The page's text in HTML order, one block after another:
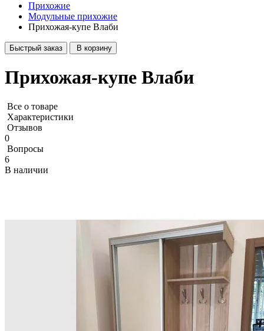
Прихожие
Модульные прихожие
Прихожая-купе Влаби
Быстрый заказ В корзину
Прихожая-купе Влаби
Все о товаре
Характеристики
Отзывов
0
Вопросы
6
В наличии